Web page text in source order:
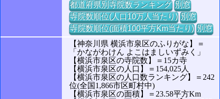
都道府県別寺院数ランキング 別窓
寺院数順位(人口10万人当たり) 別窓
寺院数順位(面積100平方Km当たり) 別窓
【神奈川県 横浜市泉区のふりがな】＝
「かながわけん よこはましいずみく」
【横浜市泉区の寺院数】＝15カ寺
【横浜市泉区の人口】＝154,025人
【横浜市泉区の人口数ランキング】＝242
位(全国1,866市区町村中)
【横浜市泉区の面積】＝23.58平方Km